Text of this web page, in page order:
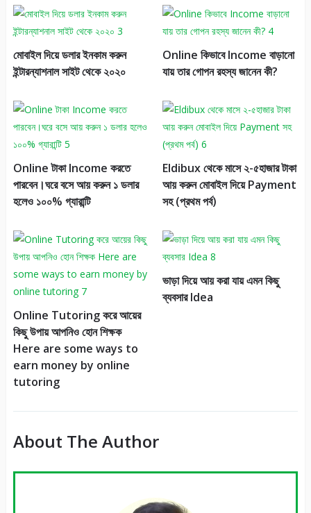
মোবাইল দিয়ে ডলার ইনকাম করুন
ইন্টারন্যাশনাল সাইট থেকে ২০২০
Online কিভাবে Income বাড়ানো
যায় তার গোপন রহস্য জানেন কী?
Online টাকা Income করতে
পারবেন।ঘরে বসে আয় করুন ১ ডলার
হলেও ১০০% গ্যারান্টি
Eldibux থেকে মাসে ২-৫হাজার টাকা
আয় করুন মোবাইল দিয়ে Payment
সহ (প্রথম পর্ব)
Online Tutoring করে আয়ের
কিছু উপায় আপনিও হোন শিক্ষক
Here are some ways to
earn money by online
tutoring
ভাড়া দিয়ে আয় করা যায় এমন কিছু
ব্যবসার Idea
About The Author